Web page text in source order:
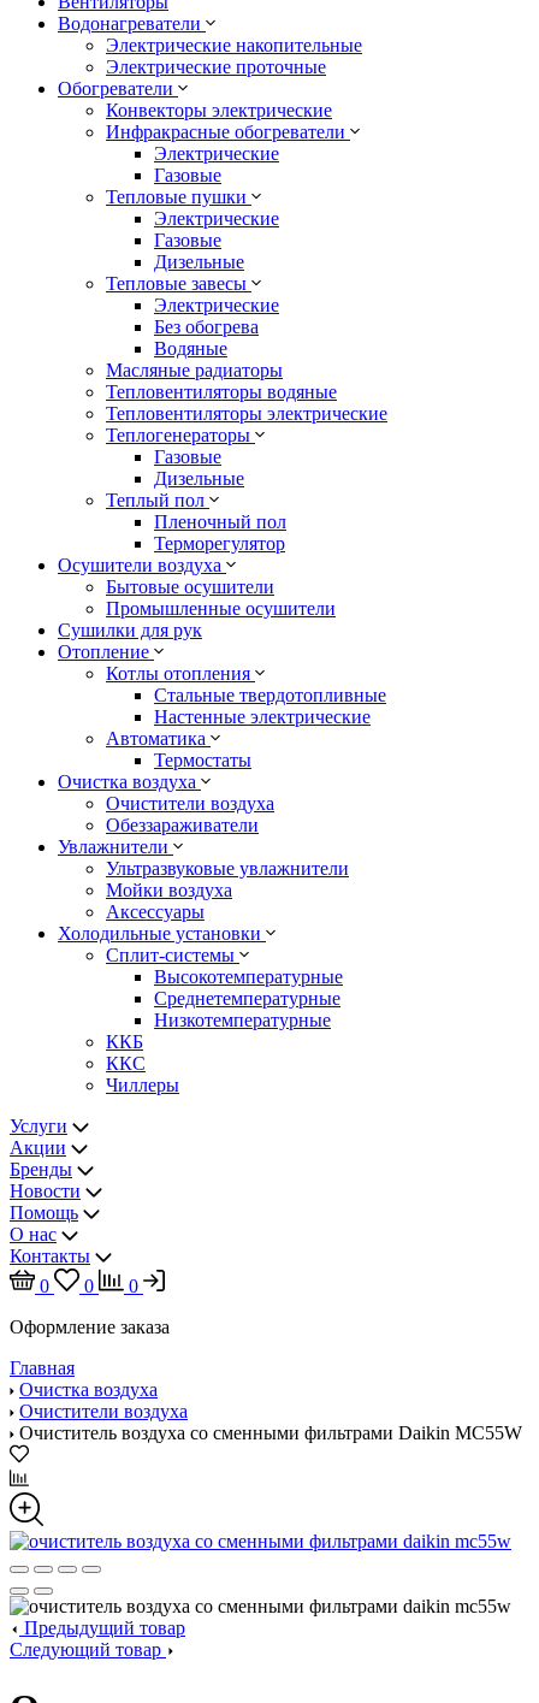
Водонагреватели
Электрические накопительные
Электрические проточные
Обогреватели
Конвекторы электрические
Инфракрасные обогреватели
Электрические
Газовые
Тепловые пушки
Электрические
Газовые
Дизельные
Тепловые завесы
Электрические
Без обогрева
Водяные
Масляные радиаторы
Тепловентиляторы водяные
Тепловентиляторы электрические
Теплогенераторы
Газовые
Дизельные
Теплый пол
Пленочный пол
Терморегулятор
Осушители воздуха
Бытовые осушители
Промышленные осушители
Сушилки для рук
Отопление
Котлы отопления
Стальные твердотопливные
Настенные электрические
Автоматика
Термостаты
Очистка воздуха
Очистители воздуха
Обеззараживатели
Увлажнители
Ультразвуковые увлажнители
Мойки воздуха
Аксессуары
Холодильные установки
Сплит-системы
Высокотемпературные
Среднетемпературные
Низкотемпературные
ККБ
ККС
Чиллеры
Услуги
Акции
Бренды
Новости
Помощь
О нас
Контакты
0
0
0
Оформление заказа
Главная
Очистка воздуха
Очистители воздуха
Очиститель воздуха со сменными фильтрами Daikin MC55W
Предыдущий товар
Следующий товар